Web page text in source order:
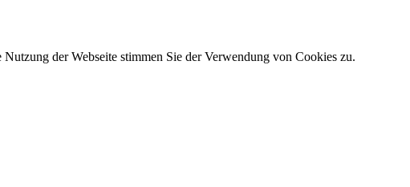
der Webseite stimmen Sie der Verwendung von Cookies zu.